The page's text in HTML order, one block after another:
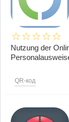
Nutzung der
QR-код